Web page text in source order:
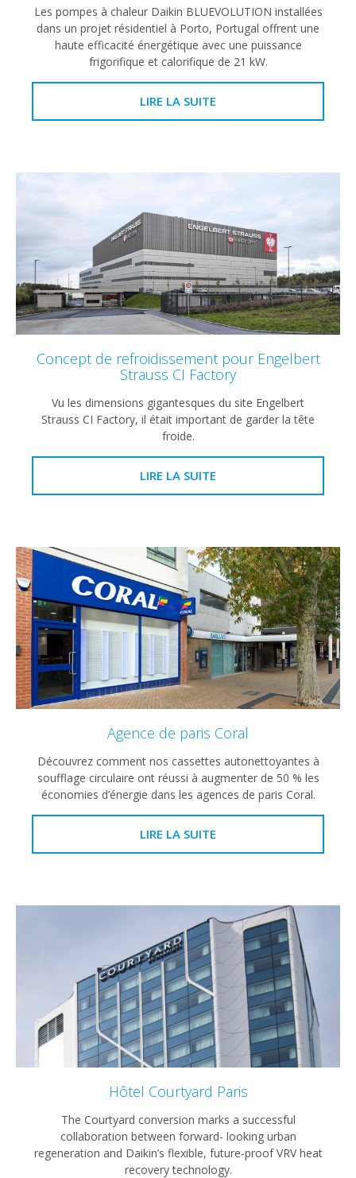
Les pompes à chaleur Daikin BLUEVOLUTION installées
dans un projet résidentiel à Porto, Portugal offrent une
haute efficacité énergétique avec une puissance
frigorifique et calorifique de 21 kW.
LIRE LA SUITE
Concept de refroidissement pour Engelbert
Strauss CI Factory
Vu les dimensions gigantesques du site Engelbert
Strauss CI Factory, il était important de garder la tête
froide.
LIRE LA SUITE
Agence de paris Coral
Découvrez comment nos cassettes autonettoyantes à
soufflage circulaire ont réussi à augmenter de 50 % les
économies d’énergie dans les agences de paris Coral.
LIRE LA SUITE
Hôtel Courtyard Paris
The Courtyard conversion marks a successful
collaboration between forward- looking urban
regeneration and Daikin’s flexible, future-proof VRV heat
recovery technology.